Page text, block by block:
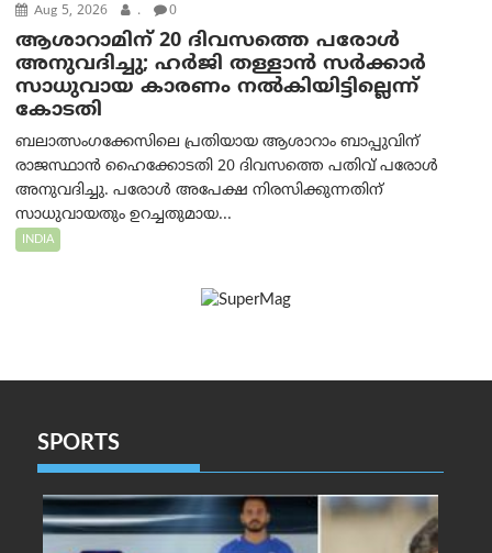
Aug 5, 2026 . 0
ആശാറാമിന് 20 ദിവസത്തെ പരോൾ
അനുവദിച്ചു; ഹർജി തള്ളാൻ സർക്കാർ
സാധുവായ കാരണം നൽകിയിട്ടില്ലെന്ന്
കോടതി
ബലാത്സംഗക്കേസിലെ പ്രതിയായ ആശാറാം ബാപ്പുവിന്
രാജസ്ഥാൻ ഹൈക്കോടതി 20 ദിവസത്തെ പതിവ് പരോൾ
അനുവദിച്ചു. പരോൾ അപേക്ഷ നിരസിക്കുന്നതിന്
സാധുവായതും ഉറച്ചതുമായ...
INDIA
SPORTS